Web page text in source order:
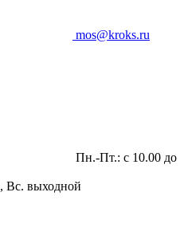
mos@kroks.ru
Пн.-Пт.: с 10.00 до
Вс. выходной